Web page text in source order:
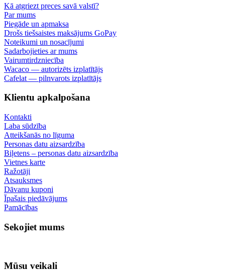
Kā atgriezt preces savā valstī?
Par mums
Piegāde un apmaksa
Drošs tiešsaistes maksājums GoPay
Noteikumi un nosacījumi
Sadarbojieties ar mums
Vairumtirdzniecība
Wacaco — autorizēts izplatītājs
Cafelat — pilnvarots izplatītājs
Klientu apkalpošana
Kontakti
Laba sūdzība
Atteikšanās no līguma
Personas datu aizsardzība
Biļetens – personas datu aizsardzība
Vietnes karte
Ražotāji
Atsauksmes
Dāvanu kuponi
Īpašais piedāvājums
Pamācības
Sekojiet mums
Mūsu veikali